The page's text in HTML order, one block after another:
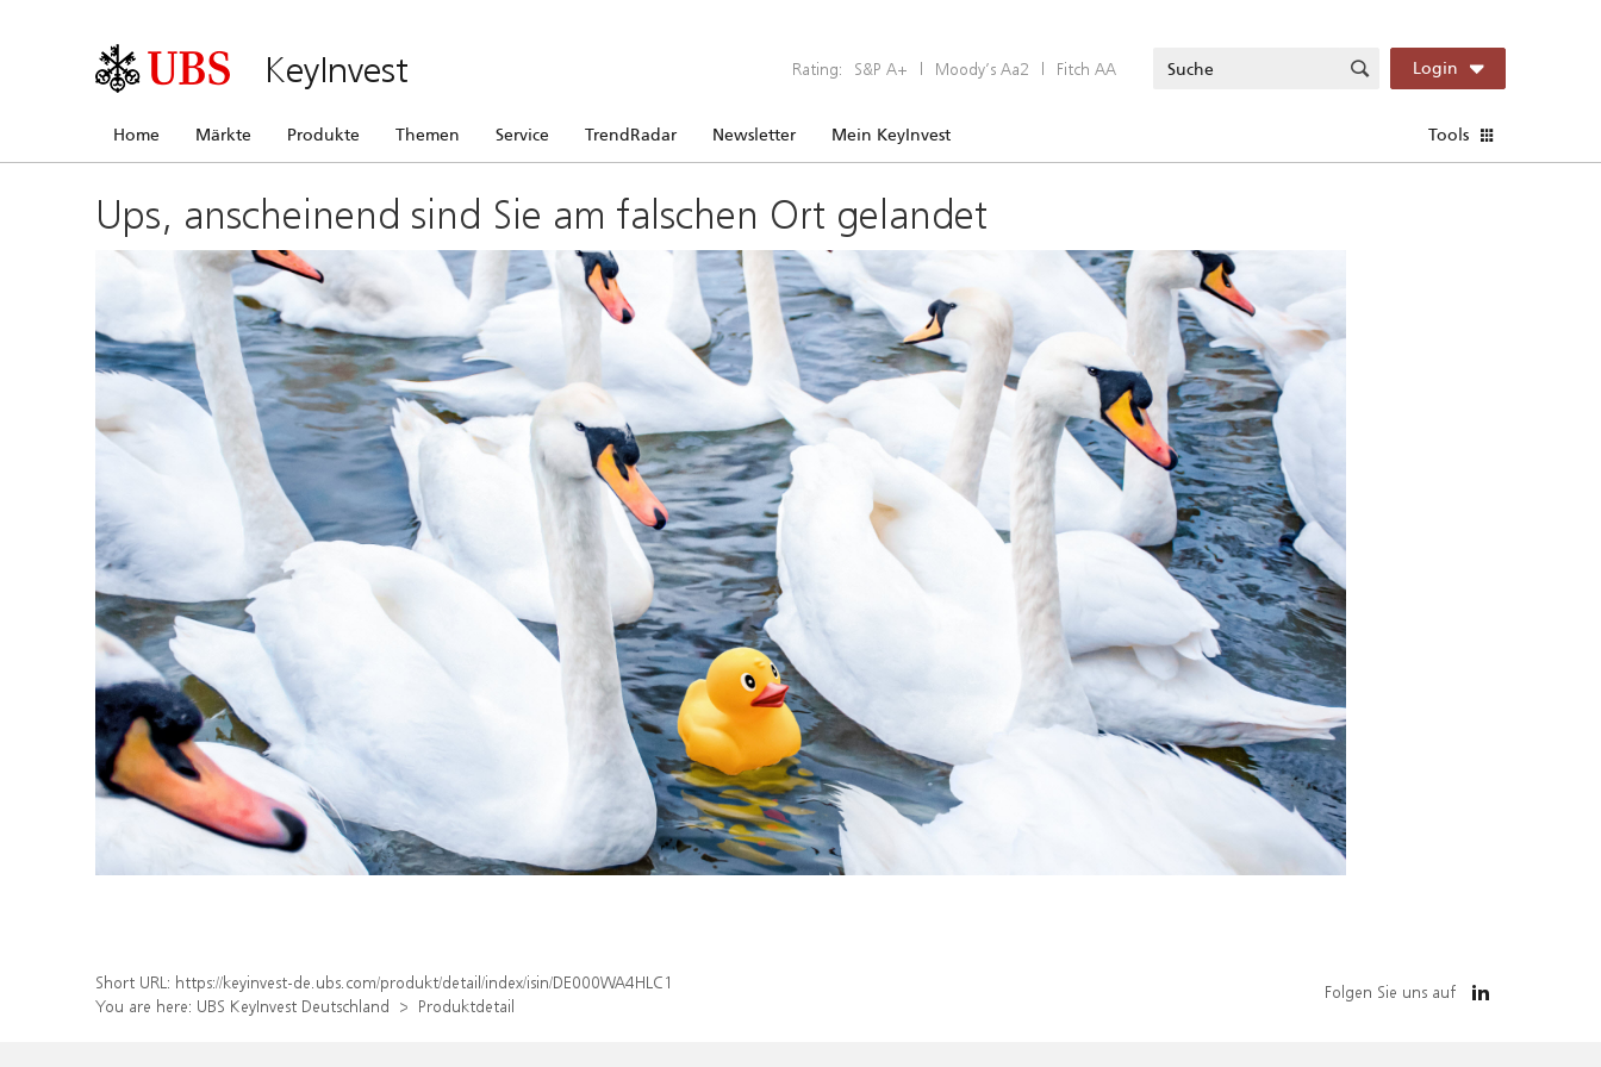
KeyInvest Rating: S&P A+ | Moody’s Aa2 | Fitch AA Login
Home Märkte Produkte Themen Service TrendRadar Newsletter Mein KeyInvest Tools
Ups, anscheinend sind Sie am falschen Ort gelandet
Short URL: https://keyinvest-de.ubs.com/produkt/detail/index/isin/DE000WA4HLC1
You are here: UBS KeyInvest Deutschland Produktdetail
Folgen Sie uns auf